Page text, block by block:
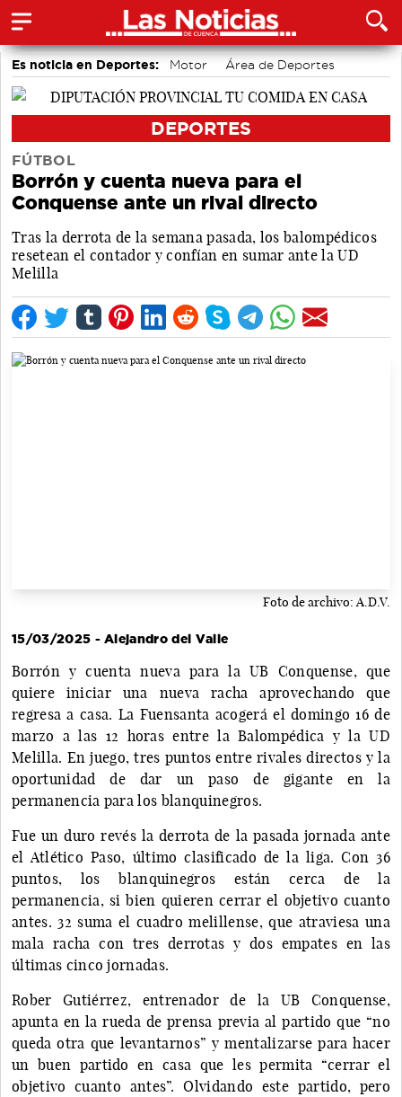
Es noticia en Deportes: Motor
Área de Deportes
Bádminton
DEPORTES
FÚTBOL
Borrón y cuenta nueva para el
Conquense ante un rival directo
Tras la derrota de la semana pasada, los balompédicos
resetean el contador y confían en sumar ante la UD
Melilla
Foto de archivo: A.D.V.
15/03/2025 - Alejandro del Valle
Borrón y cuenta nueva para la UB Conquense, que
quiere iniciar una nueva racha aprovechando que
regresa a casa. La Fuensanta acogerá el domingo 16 de
marzo a las 12 horas entre la Balompédica y la UD
Melilla. En juego, tres puntos entre rivales directos y la
oportunidad de dar un paso de gigante en la
permanencia para los blanquinegros.
Fue un duro revés la derrota de la pasada jornada ante
el Atlético Paso, último clasificado de la liga. Con 36
puntos, los blanquinegros están cerca de la
permanencia, si bien quieren cerrar el objetivo cuanto
antes. 32 suma el cuadro melillense, que atraviesa una
mala racha con tres derrotas y dos empates en las
últimas cinco jornadas.
Rober Gutiérrez, entrenador de la UB Conquense,
apunta en la rueda de prensa previa al partido que “no
queda otra que levantarnos” y mentalizarse para hacer
un buen partido en casa que les permita “cerrar el
objetivo cuanto antes”. Olvidando este partido, pero